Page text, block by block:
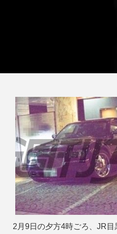
2月9日の夕方4時ごろ、JR目